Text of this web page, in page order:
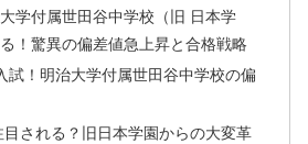
大学付属世田谷中学校（旧 日本学
！驚異の偏差値急上昇と合格戦略
試！明治大学付属世田谷中学校の偏
される？旧日本学園からの大変革